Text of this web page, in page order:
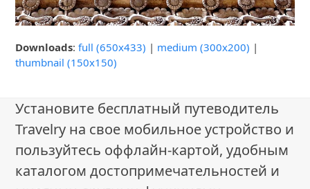
Downloads:full (650x433) | medium (300x200) |
thumbnail (150x150)
Установите бесплатный путеводитель
Travelry на свое мобильное устройство и
пользуйтесь оффлайн-картой, удобным
каталогом достопримечательностей и